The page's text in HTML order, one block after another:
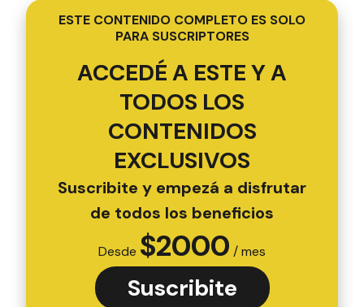
ESTE CONTENIDO COMPLETO ES SOLO
PARA SUSCRIPTORES
ACCEDÉ A ESTE Y A
TODOS LOS
CONTENIDOS
EXCLUSIVOS
Suscribite y empezá a disfrutar
de todos los beneficios
Desde $2000 / mes
Suscribite